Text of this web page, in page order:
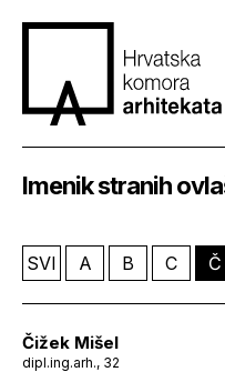
Imenik stranih
SVI A B C Č
Čižek Mišel
dipl.ing.arh., 32